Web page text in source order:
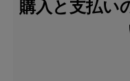
購入と支払い